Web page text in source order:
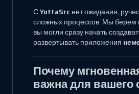
СYottaSrc нет ожидания,
сложных процессов. Мы берем
вы могли сразу начать
развертывать приложения
Почему
важна для вашего